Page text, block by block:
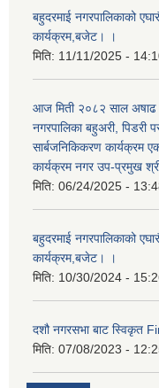
बहुदरमाई नगरपालिकाको
कार्यक्रम,बजेट। ।
मिति: 11/11/2025 -
आज मिती २०८२ साल अषाढ
नगरपालिका बहुअरी, पिडरी
सार्बजनिकिकरण कार्यक्रम
कार्यक्रम नगर उप-प्रमुख
मिति: 06/24/2025 -
बहुदरमाई नगरपालिकाको
कार्यक्रम,बजेट। ।
मिति: 10/30/2024 -
दशौ नगरसभा बाट स्विकृत
मिति: 07/08/2023 -